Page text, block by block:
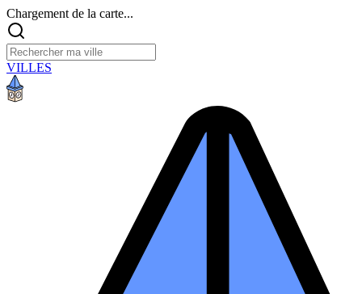
Chargement de la carte...
VILLES